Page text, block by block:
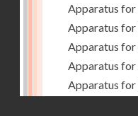
Apparatus for
Apparatus
Apparatus
Apparatus
Apparatus